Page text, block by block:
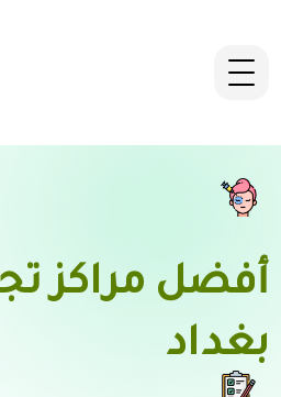
أفضل مراكز
بغداد